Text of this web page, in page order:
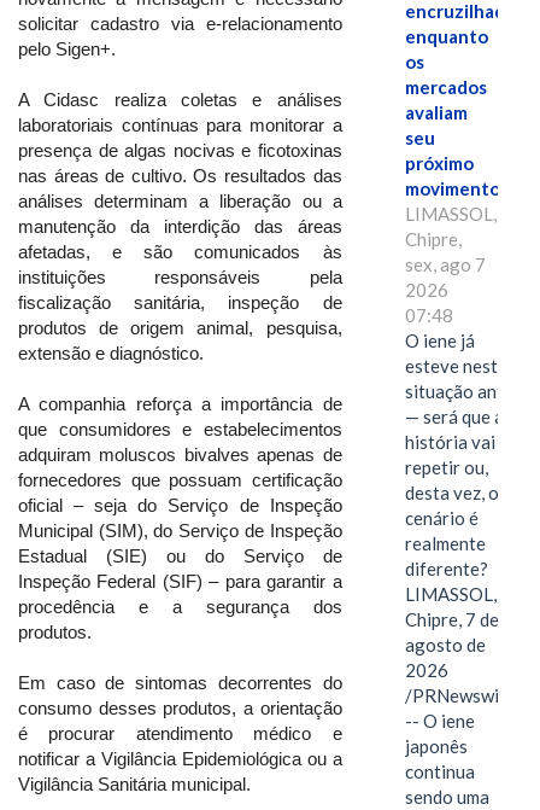
solicitar cadastro via e-relacionamento
pelo Sigen+.
A Cidasc realiza coletas e análises
laboratoriais contínuas para monitorar a
presença de algas nocivas e ficotoxinas
nas áreas de cultivo. Os resultados das
análises determinam a liberação ou a
manutenção da interdição das áreas
afetadas, e são comunicados às
instituições responsáveis pela
fiscalização sanitária, inspeção de
produtos de origem animal, pesquisa,
extensão e diagnóstico.
A companhia reforça a importância de
que consumidores e estabelecimentos
adquiram moluscos bivalves apenas de
fornecedores que possuam certificação
oficial – seja do Serviço de Inspeção
Municipal (SIM), do Serviço de Inspeção
Estadual (SIE) ou do Serviço de
Inspeção Federal (SIF) – para garantir a
procedência e a segurança dos
produtos.
Em caso de sintomas decorrentes do
consumo desses produtos, a orientação
é procurar atendimento médico e
notificar a Vigilância Epidemiológica ou a
Vigilância Sanitária municipal.
encruzilhada
enquanto
os
mercados
avaliam
seu
próximo
movimento.
LIMASSOL,
Chipre,
sex, ago 7
2026
07:48
O iene já
esteve nesta
situação antes
— será que a
história vai se
repetir ou,
desta vez, o
cenário é
realmente
diferente?
LIMASSOL,
Chipre, 7 de
agosto de
2026
/PRNewswire/
-- O iene
japonês
continua
sendo uma